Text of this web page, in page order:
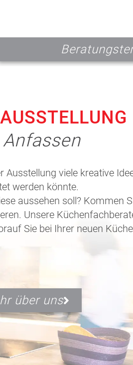
viele kreative
werden könnte.
aussehen soll? Kommen
Unsere
Sie bei Ihrer neuen
über uns